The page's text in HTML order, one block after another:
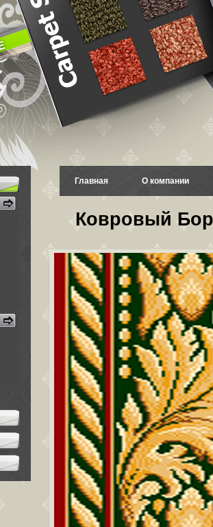
Главная О компании
Ковровый